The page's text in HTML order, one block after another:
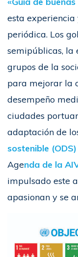
esta
periódica. Los
semipúblicas, la
grupos de la
para mejorar la
desempeño
ciudades
adaptación de
sostenible
Agenda de la
impulsado este
apasionan y se